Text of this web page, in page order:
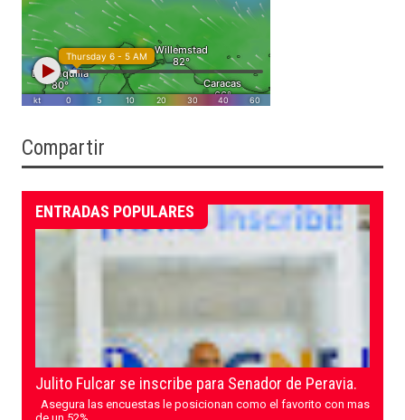
Compartir
ENTRADAS POPULARES
Julito Fulcar se inscribe para Senador de Peravia.
Asegura las encuestas le posicionan como el favorito con mas